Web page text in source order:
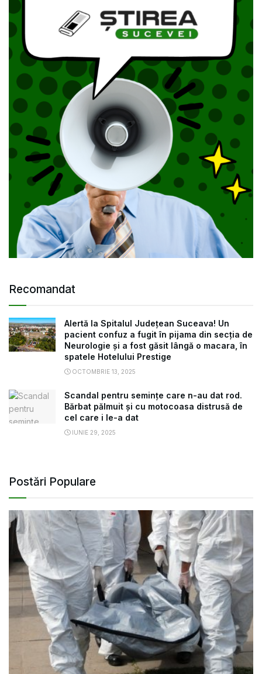
Recomandat
Alertă la Spitalul Județean Suceava! Un
pacient confuz a fugit în pijama din secția de
Neurologie și a fost găsit lângă o macara, în
spatele Hotelului Prestige
OCTOMBRIE 13, 2025
Scandal pentru semințe care n-au dat rod.
Bărbat pălmuit și cu motocoasa distrusă de
cel care i le-a dat
IUNIE 29, 2025
Postări Populare